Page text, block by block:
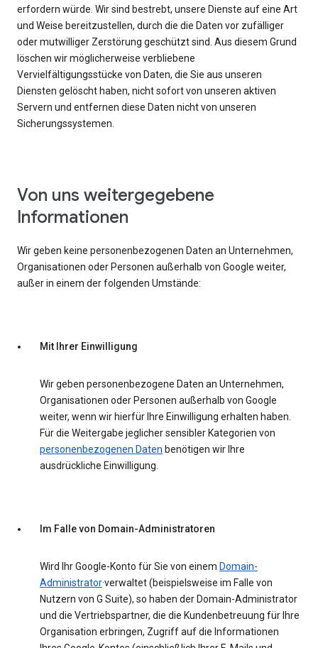
erfordern würde. Wir sind bestrebt, unsere Dienste auf eine Art
und Weise bereitzustellen, durch die die Daten vor zufälliger
oder mutwilliger Zerstörung geschützt sind. Aus diesem Grund
löschen wir möglicherweise verbliebene
Vervielfältigungsstücke von Daten, die Sie aus unseren
Diensten gelöscht haben, nicht sofort von unseren aktiven
Servern und entfernen diese Daten nicht von unseren
Sicherungssystemen.
Von uns weitergegebene
Informationen
Wir geben keine personenbezogenen Daten an Unternehmen,
Organisationen oder Personen außerhalb von Google weiter,
außer in einem der folgenden Umstände:
Mit Ihrer Einwilligung
Wir geben personenbezogene Daten an Unternehmen,
Organisationen oder Personen außerhalb von Google
weiter, wenn wir hierfür Ihre Einwilligung erhalten haben.
Für die Weitergabe jeglicher sensibler Kategorien von
personenbezogenen Daten benötigen wir Ihre
ausdrückliche Einwilligung.
Im Falle von Domain-Administratoren
Wird Ihr Google-Konto für Sie von einem Domain-
Administrator·verwaltet (beispielsweise im Falle von
Nutzern von G Suite), so haben der Domain-Administrator
und die Vertriebspartner, die die Kundenbetreuung für Ihre
Organisation erbringen, Zugriff auf die Informationen